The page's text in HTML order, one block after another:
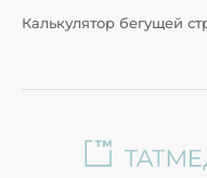
Калькулятор бегущей